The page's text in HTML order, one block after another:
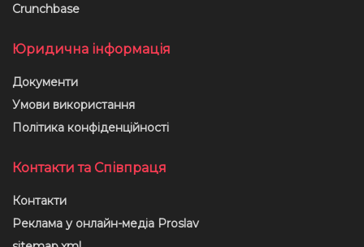
Crunchbase
Юридична інформація
Документи
Умови використання
Політика конфіденційності
Контакти та Співпраця
Контакти
Реклама у онлайн-медіа Proslav